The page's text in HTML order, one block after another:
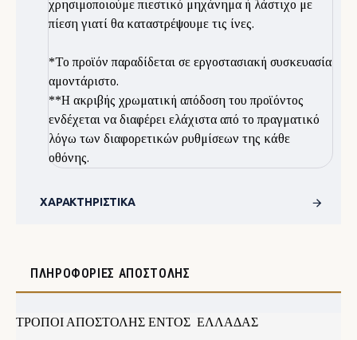
χρησιμοποιούμε πιεστικό μηχάνημα ή λάστιχο με
πίεση γιατί θα καταστρέψουμε τις ίνες.
*Το προϊόν παραδίδεται σε εργοστασιακή συσκευασία
αμοντάριστο.
**Η ακριβής χρωματική απόδοση του προϊόντος
ενδέχεται να διαφέρει ελάχιστα από το πραγματικό
λόγω των διαφορετικών ρυθμίσεων της κάθε
οθόνης.
ΧΑΡΑΚΤΗΡΙΣΤΙΚΆ
ΠΛΗΡΟΦΟΡΊΕΣ ΑΠΟΣΤΟΛΉΣ
ΤΡΟΠΟΙ ΑΠΟΣΤΟΛΗΣ ΕΝΤΟΣ ΕΛΛΑΔΑΣ